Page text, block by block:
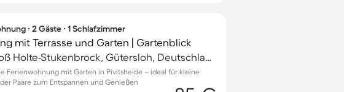
∙ 2 Gäste ∙ 1 Schlafzimmer
mit Terrasse und Garten | Gartenblick
Schloß Holte-Stukenbrock, Gütersloh, Deutschland
Ferienwohnung mit Garten in Pivitsheide – ideal für kleine
Paare zum Entspannen und Genießen